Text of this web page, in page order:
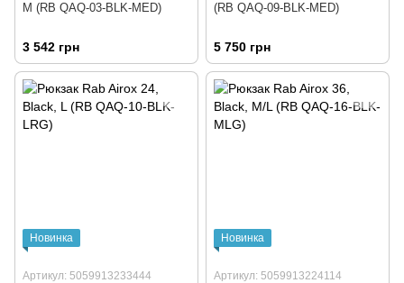
M (RB QAQ-03-BLK-MED)
3 542 грн
(RB QAQ-09-BLK-MED)
5 750 грн
Новинка
Артикул: 5059913233444
Новинка
Артикул: 5059913224114